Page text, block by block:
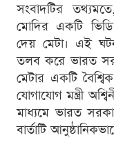
সংবাদটির তথ্যমতে,
মোদির একটি
দেয় মেটা। এই
তলব করে ভারত
মেটার একটি
যোগাযোগ মন্ত্রী
মাধ্যমে ভারত
বার্তাটি